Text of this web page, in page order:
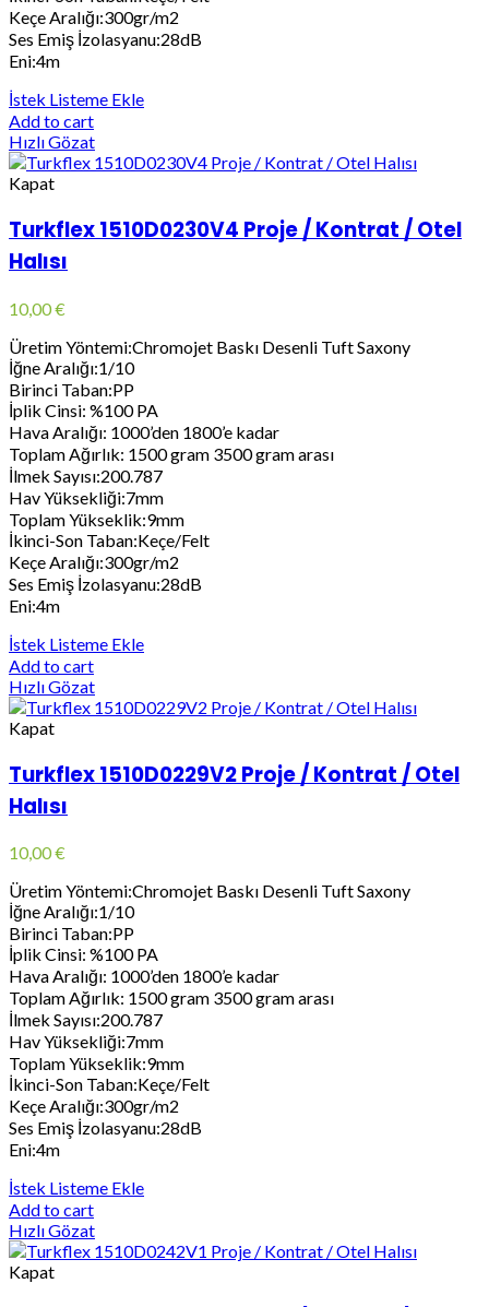
Keçe Aralığı:300gr/m2
Ses Emiş İzolasyanu:28dB
Eni:4m
İstek Listeme Ekle
Add to cart
Hızlı Gözat
Kapat
Turkflex 1510D0230V4 Proje / Kontrat / Otel
Halısı
10,00€
Üretim Yöntemi:Chromojet Baskı Desenli Tuft Saxony
İğne Aralığı:1/10
Birinci Taban:PP
İplik Cinsi: %100 PA
Hava Aralığı: 1000’den 1800’e kadar
Toplam Ağırlık: 1500 gram 3500 gram arası
İlmek Sayısı:200.787
Hav Yüksekliği:7mm
Toplam Yükseklik:9mm
İkinci-Son Taban:Keçe/Felt
Keçe Aralığı:300gr/m2
Ses Emiş İzolasyanu:28dB
Eni:4m
İstek Listeme Ekle
Add to cart
Hızlı Gözat
Kapat
Turkflex 1510D0229V2 Proje / Kontrat / Otel
Halısı
10,00€
Üretim Yöntemi:Chromojet Baskı Desenli Tuft Saxony
İğne Aralığı:1/10
Birinci Taban:PP
İplik Cinsi: %100 PA
Hava Aralığı: 1000’den 1800’e kadar
Toplam Ağırlık: 1500 gram 3500 gram arası
İlmek Sayısı:200.787
Hav Yüksekliği:7mm
Toplam Yükseklik:9mm
İkinci-Son Taban:Keçe/Felt
Keçe Aralığı:300gr/m2
Ses Emiş İzolasyanu:28dB
Eni:4m
İstek Listeme Ekle
Add to cart
Hızlı Gözat
Kapat